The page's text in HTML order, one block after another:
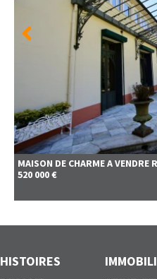
MAISON DE CHARME A VENDRE
520 000 €
HISTOIRES